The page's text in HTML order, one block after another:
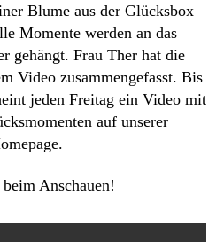
Blume aus der Glücksbox
Momente werden an das
gehängt. Frau Ther hat die
Video zusammengefasst. Bis
jeden Freitag ein Video mit
auf unserer
Anschauen!